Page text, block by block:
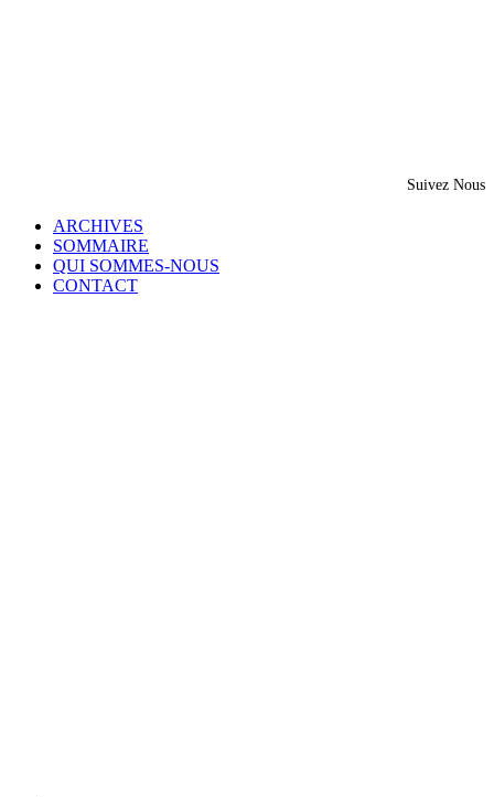
Suivez Nous
ARCHIVES
SOMMAIRE
QUI SOMMES-NOUS
CONTACT